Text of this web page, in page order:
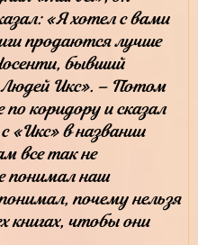
«Я хотел с вами
продаются лучше
бывший
Икс». – Потом
коридору и сказал
«Икс» в названии
все так не
понимал наш
почему нельзя
книгах, чтобы они